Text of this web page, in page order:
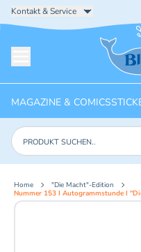
Kontakt & Service
MAGAZINE & COMICS
Produkte suchen
Home
"Die Macht"-Edition
Nummer 153 I Autogrammstunde I